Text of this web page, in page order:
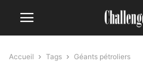
Accueil Tags Géants pétroliers